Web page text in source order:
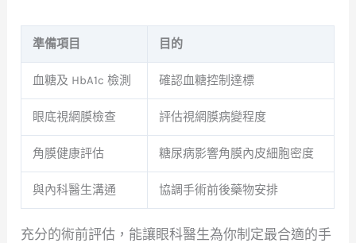
準備項目 目的
血糖及 HbA1c 檢測 確認血糖控制達標
眼底視網膜檢查 評估視網膜病變程度
角膜健康評估 糖尿病影響角膜內皮細胞密度
與內科醫生溝通 協調手術前後藥物安排
充分的術前評估，能讓眼科醫生為你制定最合適的手